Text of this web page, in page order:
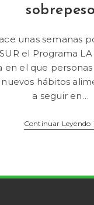
sobrepeso
unas semanas
el Programa
en el que
hábitos
a seguir en…
Continuar Leyendo